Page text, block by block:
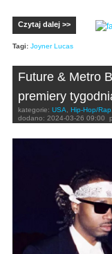
Czytaj dalej >>
Tagi: Joyner Lucas
Future & Metro
premiery
kategorie: USA, Hip-Hop/Rap
dodano: 2024-03-26 09:00